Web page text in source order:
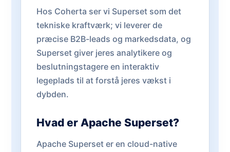
Hos Coherta ser vi Superset som det
tekniske kraftværk; vi leverer de
præcise B2B-leads og markedsdata, og
Superset giver jeres analytikere og
beslutningstagere en interaktiv
legeplads til at forstå jeres vækst i
dybden.
Hvad er Apache Superset?
Apache Superset er en cloud-native